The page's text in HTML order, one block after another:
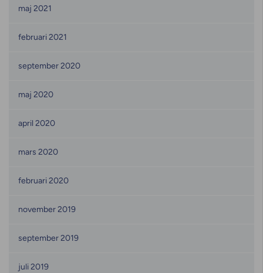
maj 2021
februari 2021
september 2020
maj 2020
april 2020
mars 2020
februari 2020
november 2019
september 2019
juli 2019